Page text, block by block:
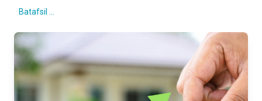
Batafsil ...